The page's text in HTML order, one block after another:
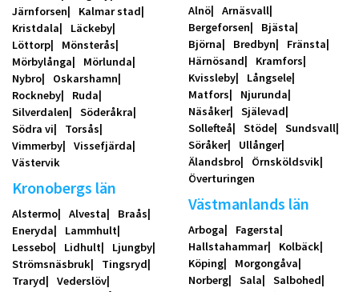
Järnforsen
Kalmar stad
Kristdala
Läckeby
Löttorp
Mönsterås
Mörbylånga
Mörlunda
Nybro
Oskarshamn
Rockneby
Ruda
Silverdalen
Söderåkra
Södra vi
Torsås
Vimmerby
Vissefjärda
Västervik
Kronobergs län
Alstermo Alvesta
Braås
Eneryda
Lammhult
Lessebo
Lidhult
Ljungby
Strömsnäsbruk
Tingsryd
Traryd
Vederslöv
Alnö
Arnäsvall
Bergeforsen
Bjästa
Björna
Bredbyn
Fränsta
Härnösand
Kramfors
Kvissleby
Långsele
Matfors
Njurunda
Näsåker
Själevad
Sollefteå
Stöde
Sundsvall
Söråker
Ullånger
Älandsbro
Örnsköldsvik
Överturingen
Västmanlands län
Arboga
Fagersta
Hallstahammar
Kolbäck
Köping
Morgongåva
Norberg
Sala
Salbohed